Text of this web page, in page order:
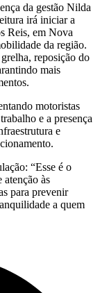
da gestão Nilda
irá iniciar a
Reis, em Nova
da região.
reposição do
mais
motoristas
e a presença
e
“Esse é o
às
para prevenir
a quem